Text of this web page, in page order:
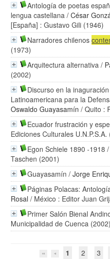
Antología de poetas
lengua castellana /César
[España] : Gustavo Gili (1946)
Narradores chilenos
(1973)
Arquitectura alternativa /
(2002)
Discurso en la
Latinoamericana para la
Oswaldo Guayasamín / Quito :
Ecuador frustración y
Ediciones Culturales U.N.P.S.A.
Egon Schiele 1890 -1918 /
Taschen (2001)
Guayasamín /Jorge
Páginas Polacas:
Rosal / México : Editor Juan
Primer Salón Bienal
Municipalidad de Cuenca (2002)
1 2 3